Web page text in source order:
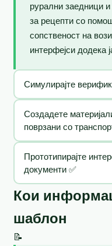
рурални заедници
за рецепти со
сопственост на
интерфејси додека
Симулирајте
Создадете
поврзани со
Прототипирајте
документи ✅
Кои
шаблон
📝